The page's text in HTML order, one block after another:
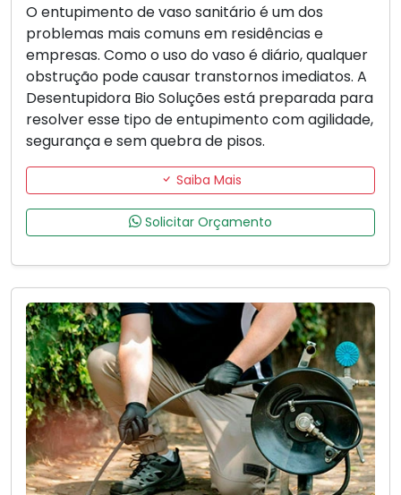
O entupimento de vaso sanitário é um dos
problemas mais comuns em residências e
empresas. Como o uso do vaso é diário, qualquer
obstrução pode causar transtornos imediatos. A
Desentupidora Bio Soluções está preparada para
resolver esse tipo de entupimento com agilidade,
segurança e sem quebra de pisos.
Saiba Mais
Solicitar Orçamento